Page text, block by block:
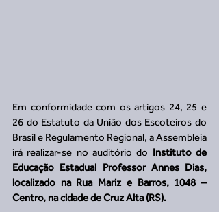
Em conformidade com os artigos 24, 25 e
26 do Estatuto da União dos Escoteiros do
Brasil e Regulamento Regional, a Assembleia
irá realizar-se no auditório do Instituto de
Educação Estadual Professor Annes Dias,
localizado na Rua Mariz e Barros, 1048 –
Centro, na cidade de Cruz Alta (RS).